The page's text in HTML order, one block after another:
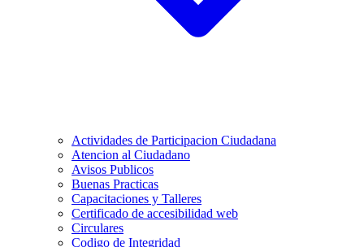
Actividades de Participacion Ciudadana
Atencion al Ciudadano
Avisos Publicos
Buenas Practicas
Capacitaciones y Talleres
Certificado de accesibilidad web
Circulares
Codigo de Integridad